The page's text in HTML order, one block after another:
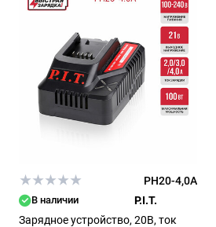
PH20-4,0A
В наличии
P.I.T.
Зарядное устройство, 20В, ток